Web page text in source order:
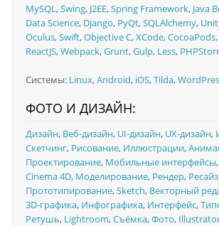
MySQL,Swing, J2EE,Spring Framework, Java
Data Science, Django, PyQt,SQLAlchemy,
Oculus,Swift,Objective C,XCode,CocoaPods,
ReactJS,Webpack,Grunt,Gulp, Less,
Системы: Linux,Android, iOS,Tilda,
ФОТО И ДИЗАЙН:
Дизайн, Веб-дизайн, UI‑дизайн, UX‑дизайн,
Скетчинг, Рисование, Иллюстрации,
Проектирование, Мобильные интерфейсы,
Cinema 4D, Моделирование, Рендер,
Прототипирование,Sketch, Векторный
3D-графика, Инфографика, Интерфейс,
Ретушь, Lightroom,Съёмка,Фото,